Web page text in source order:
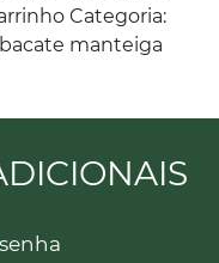
Categoria:
manteiga